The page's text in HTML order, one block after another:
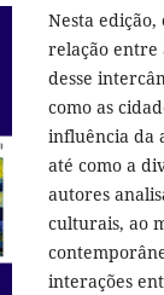
Nesta
relação entre
desse
como as
influência da
até como a
autores
culturais, ao
interações